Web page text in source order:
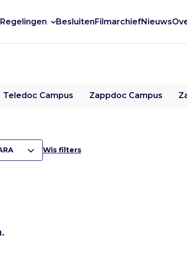
Regelingen BesluitenFilmarchiefNieuws
Teledoc Campus Zappdoc Campus
Wis filters